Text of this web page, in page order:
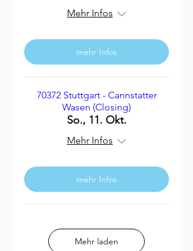
Mehr Infos
mehr Infos
70372 Stuttgart - Cannstatter
Wasen (Closing)
So., 11. Okt.
Mehr Infos
mehr Infos
Mehr laden